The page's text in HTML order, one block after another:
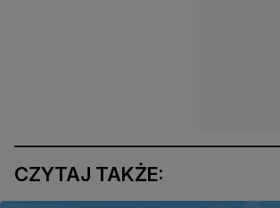
CZYTAJ TAKŻE: